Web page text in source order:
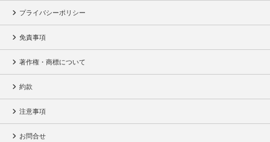
プライバシーポリシー
免責事項
著作権・商標について
約款
注意事項
お問合せ